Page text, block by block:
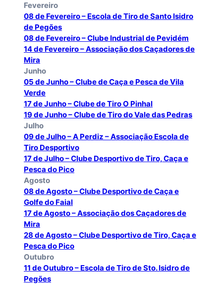
Fevereiro
08 de Fevereiro – Escola de Tiro de Santo Isidro
de Pegões
08 de Fevereiro – Clube Industrial de Pevidém
14 de Fevereiro – Associação dos Caçadores de
Mira
Junho
05 de Junho – Clube de Caça e Pesca de Vila
Verde
17 de Junho – Clube de Tiro O Pinhal
19 de Junho – Clube de Tiro do Vale das Pedras
Julho
09 de Julho – A Perdiz – Associação Escola de
Tiro Desportivo
17 de Julho – Clube Desportivo de Tiro, Caça e
Pesca do Pico
Agosto
08 de Agosto – Clube Desportivo de Caça e
Golfe do Faial
17 de Agosto – Associação dos Caçadores de
Mira
28 de Agosto – Clube Desportivo de Tiro, Caça e
Pesca do Pico
Outubro
11 de Outubro – Escola de Tiro de Sto. Isidro de
Pegões